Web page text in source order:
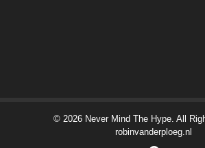
© 2026 Never Mind The Hype. All
robinvanderploeg.nl